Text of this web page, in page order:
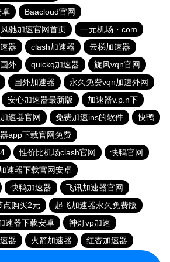
卓
Baacloud官网
风驰加速官网首页
一元机场・com
器 clash加速器
云梯加速器
外 quickq加速器
旋风vqn官网
国外加速器
永久免费vqn加速外网
安心加速器最新版
加速器v.p.n下
速器官网 免费加速ins的软件
快鸭
app下载官网免费
性价比机场clash官网
快鸭官网
速器下载官网安卓
快鸭加速器
飞讯加速器官网
点购买2元
起飞加速器永久免费版
速器下载安卓
神灯vp加速
器 火箭加速器
红杏加速器